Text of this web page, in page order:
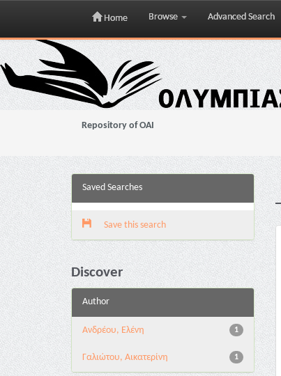
Skip
navigation
Home Browse Advanced Search
Repository of OAI
Saved Searches
Save this search
Discover
Author
1
Ανδρέου, Ελένη
1
Γαλιώτου, Αικατερίνη